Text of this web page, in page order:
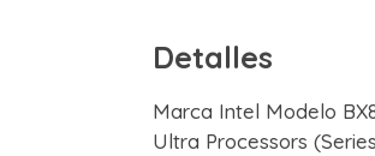
Detalles
Marca Intel Modelo
Ultra Processors